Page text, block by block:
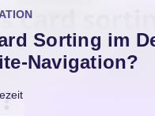
Sorting im
Navigation?